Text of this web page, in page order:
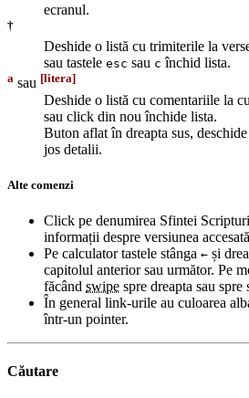
ecranul.
†
Deshide o listă cu trimiterile la
sau tastele esc sau c închid lista.
a sau [litera]
Deshide o listă cu comentariile la
sau click din nou închide lista.
Buton aflat în dreapta sus,
jos detalii.
Alte comenzi
Click pe denumirea Sfintei
informații despre versiunea
Pe calculator tastele stânga ← și
capitolul anterior sau următor. Pe
făcând swipe spre dreapta sau spre
În general link-urile au culoarea
într-un pointer.
Căutare